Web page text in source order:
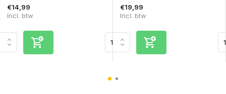
€14,99
Incl. btw
€19,99
Incl. btw